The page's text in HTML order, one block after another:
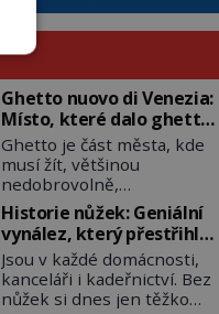
Ghetto nuovo di Venezia:
Místo, které dalo ghettu
jeho jméno
Ghetto je část města, kde
musí žít, většinou
nedobrovolně,
náboženská, rasová nebo
národnostní menšina
obyvatel. Bohaté
historické zkušenosti mají
s takovým životem Židé. Už
od středověku jsou totiž
Historie nůžek: Geniální
vynález, který přestřihl
tisíciletí
Jsou v každé domácnosti,
kanceláři i kadeřnictví. Bez
nůžek si dnes jen těžko